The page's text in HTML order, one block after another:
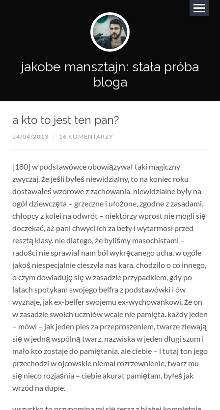
jakobe mansztajn: stała próba
bloga
a kto to jest ten pan?
24/04/2013 / 16 KOMENTARZY
[180] w podstawówce obowiązywał taki magiczny
zwyczaj, że jeśli byłeś niewidzialny, to na koniec roku
dostawałeś wzorowe z zachowania. niewidzialne były na
ogół dziewczęta – grzeczne i ułożone, zgodne z zasadami.
chłopcy z kolei na odwrót – niektórzy wprost nie mogli się
doczekać, aż pani chwyci ich za bety i wytarmosi przed
resztą klasy. nie dlatego, że byliśmy masochistami –
radości nie sprawiał nam ból wykręcanego ucha, w ogóle
jakoś niespecjalnie cieszyła nas kara. chodziło o co innego,
o czym dowiaduję się w zasadzie przypadkiem, gdy po
latach spotykam swojego belfra z podstawówki i ów
wyznaje, jak ex-belfer swojemu ex-wychowankowi, że on
w zasadzie swoich uczniów wcale nie pamięta. każdy jeden
– mówi – jak jeden pies za przeproszeniem, twarze zlewają
się w jedną wspólną twarz, nazwiska w jeden długi szum i
mało kto zostaje do pamiętania. ale ciebie – i tutaj ton jego
przechodzi w ojcowskie niemal rozrzewnienie, twarz mu
się nieco rozjaśnia – ciebie akurat pamiętam, byłeś jak
wrzód na dupie.